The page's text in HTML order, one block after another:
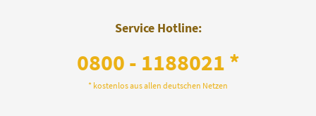
Service Hotline:
0800 - 1188021 *
* kostenlos aus allen deutschen Netzen